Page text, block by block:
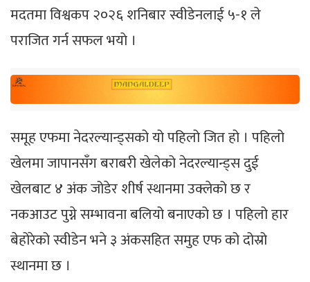
मदतमा विश्वकप २०२६ शनिबार स्वीडेनलाई ५-१ ले
पराजित गर्न सफल भयाे ।
समूह एफमा नेदरल्यान्ड्सको यो पहिलो जित हो । पहिलो
खेलमा जापानसँग बराबरी खेलेको नेदरल्यान्ड्स दुई
खेलबाट ४ अंक जोडेर शीर्ष स्थानमा उक्लेको छ र
नकआउट पुग्ने सम्भावना बलियो बनाएको छ । पहिलो हार
बेहोरेको स्वीडेन भने ३ अंकसहित समुह एफ को दोस्रो
स्थानमा छ ।